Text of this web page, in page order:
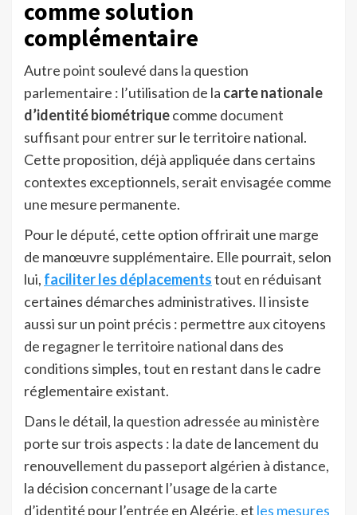
comme solution
complémentaire
Autre point soulevé dans la question
parlementaire : l’utilisation de la carte nationale
d’identité biométriquecomme document
suffisant pour entrer sur le territoire national.
Cette proposition, déjà appliquée dans certains
contextes exceptionnels, serait envisagée comme
une mesure permanente.
Pour le député, cette option offrirait une marge
de manœuvre supplémentaire. Elle pourrait, selon
lui, faciliter les déplacementstout en réduisant
certaines démarches administratives. Il insiste
aussi sur un point précis : permettre aux citoyens
de regagner le territoire national dans des
conditions simples, tout en restant dans le cadre
réglementaire existant.
Dans le détail, la question adressée au ministère
porte sur trois aspects : la date de lancement du
renouvellement du passeport algérien à distance,
la décision concernant l’usage de la carte
d’identité pour l’entrée en Algérie, et les mesures